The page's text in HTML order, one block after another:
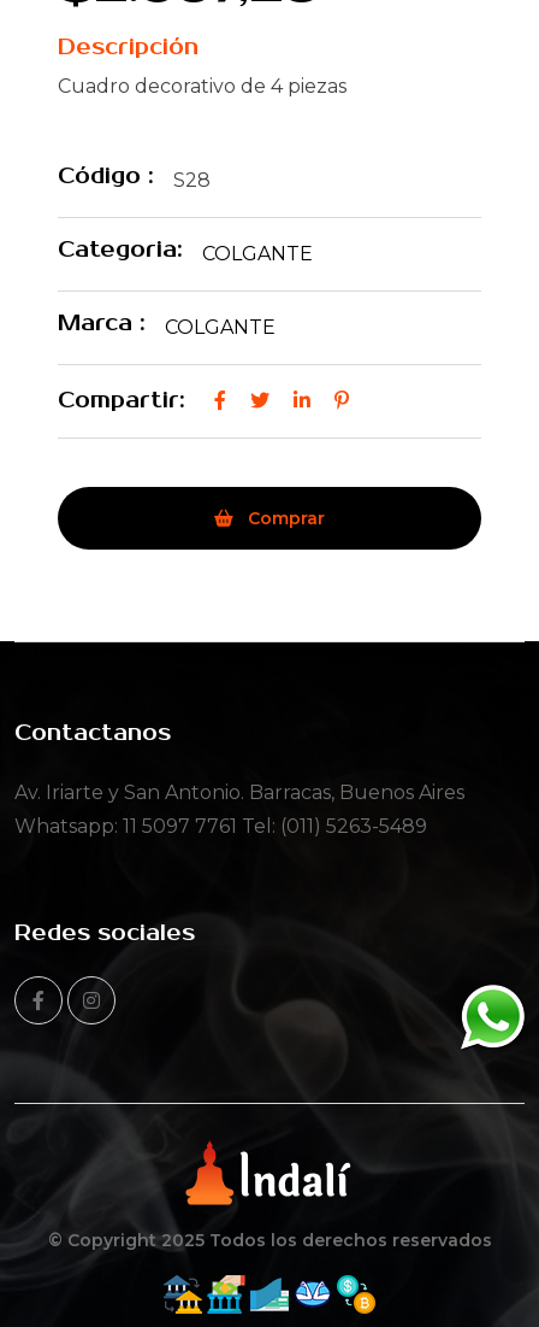
Descripción
Cuadro decorativo de 4 piezas
Código : S28
Categoria: COLGANTE
Marca : COLGANTE
Compartir:
Comprar
Contactanos
Av. Iriarte y San Antonio. Barracas, Buenos Aires
Whatsapp: 11 5097 7761 Tel: (011) 5263-5489
Redes sociales
© Copyright 2025 Todos los derechos reservados